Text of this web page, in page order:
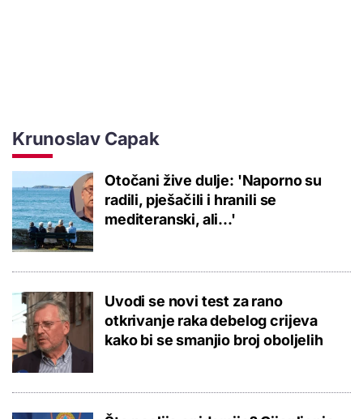
Krunoslav Capak
Otočani žive dulje: 'Naporno su
radili, pješačili i hranili se
mediteranski, ali...'
Uvodi se novi test za rano
otkrivanje raka debelog crijeva
kako bi se smanjio broj oboljelih